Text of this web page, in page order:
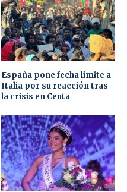
España pone fecha límite a
Italia por su reacción tras
la crisis en Ceuta